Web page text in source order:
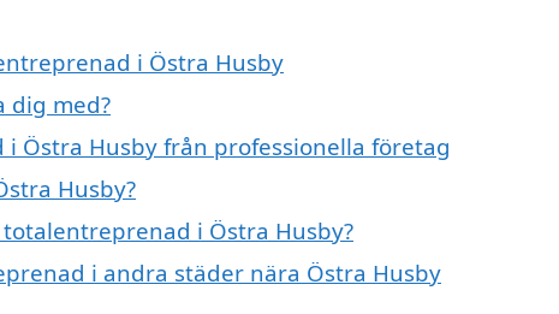
i Östra Husby
dig med?
Östra Husby från professionella företag
Husby?
i Östra Husby?
i andra städer nära Östra Husby